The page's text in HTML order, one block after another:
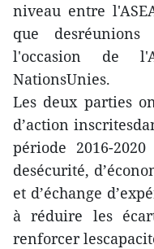
niveau entre
que
l'occasion de
NationsUnies.
Les deux parties
d’action
période 2016-
desécurité,
et d’échange
à réduire les
renforcer